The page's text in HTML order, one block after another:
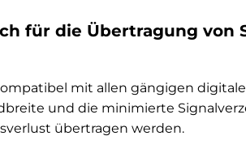
für die Übertragung von
mit allen gängigen
und die minimierte
übertragen werden.